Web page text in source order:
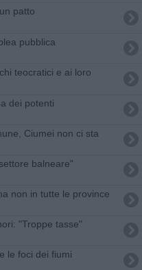
patto
pubblica
teocratici e ai loro
dei potenti
Ciumei non ci sta
balneare"
non in tutte le province
"Troppe tasse"
le foci dei fiumi